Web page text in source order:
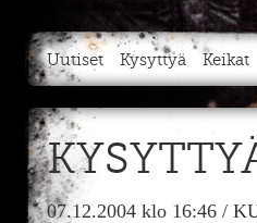
Uutiset Kysyttyä Keikat
07.12.2004 klo 16:46 /